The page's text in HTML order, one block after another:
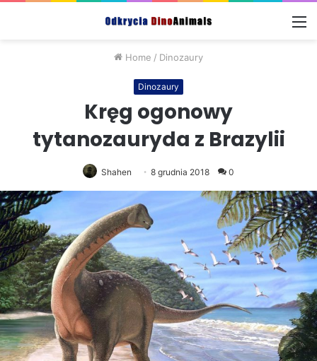
Home / Dinozaury
Dinozaury
Kręg ogonowy
tytanozauryda z Brazylii
Shahen 8 grudnia 2018 0